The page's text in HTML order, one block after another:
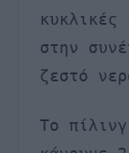
στην
ζεστό
Το